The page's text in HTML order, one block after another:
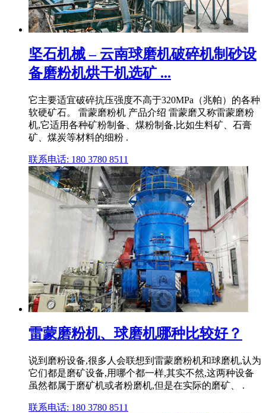
坚石机械 – 云南球磨机破碎机制砂设
备磨粉机烘干机选矿 ...
它主要适宜破碎抗压强度不高于320MPa（兆帕）的各种
软硬矿石。 雷蒙磨粉机 产品介绍 雷蒙磨又称雷蒙磨粉
机,它适用各种矿粉制备、煤粉制备,比如生料矿、石膏
矿、煤炭等材料的细粉 .
联系电话: 180 3780 8511
雷蒙磨粉机、球磨机哪种比较好？
说到磨粉设备,很多人会联想到雷蒙磨粉机和球磨机,认为
它们都是磨矿设备,用哪个都一样,其实不然,这两种设备
虽然都属于磨矿机或者粉磨机,但是在实际的磨矿、 .
联系电话: 180 3780 8511